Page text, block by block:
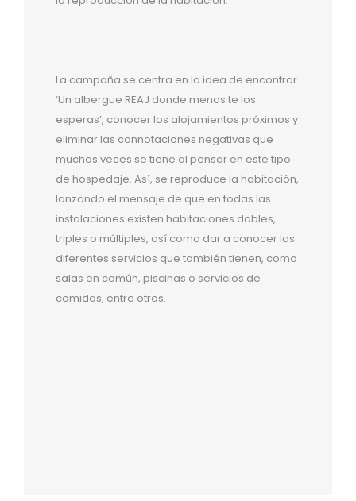
La campaña se centra en la idea de encontrar
‘Un albergue REAJ donde menos te los
esperas’, conocer los alojamientos próximos y
eliminar las connotaciones negativas que
muchas veces se tiene al pensar en este tipo
de hospedaje. Así, se reproduce la habitación,
lanzando el mensaje de que en todas las
instalaciones existen habitaciones dobles,
triples o múltiples, así como dar a conocer los
diferentes servicios que también tienen, como
salas en común, piscinas o servicios de
comidas, entre otros.